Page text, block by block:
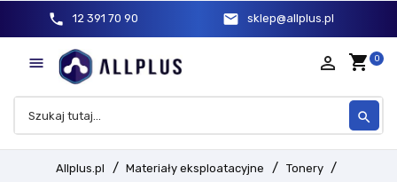
phone 12 391 70 90 mail sklep@allplus.pl
 shopping_cart 0
person_outline
search
Allplus.pl Materiały eksploatacyjne
Tonery